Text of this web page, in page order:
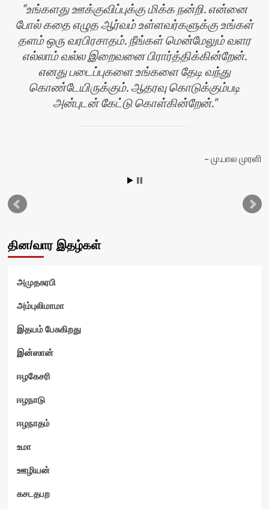
உங்களது ஊக்குவிப்புக்கு மிக்க நன்றி. என்னை
போல் கதை எழுத ஆர்வம் உள்ளவர்களுக்கு உங்கள்
தளம் ஒரு வரபிரசாதம். நீங்கள் மென்மேலும் வளர
எல்லாம் வல்ல இறைவனை பிரார்த்திக்கின்றேன்.
எனது படைப்புகளை உங்களை தேடி வந்து
கொண்டேயிருக்கும். ஆதரவு கொடுக்கும்படி
அன்புடன் கேட்டு கொள்கின்றேன்.
மு.பால முரளி
தின/வார இதழ்கள்
அமுதசுரபி
அம்புலிமாமா
இதயம் பேசுகிறது
இன்ஸான்
ஈழகேசரி
ஈழநாடு
ஈழநாதம்
உமா
ஊழியன்
கசடதபற